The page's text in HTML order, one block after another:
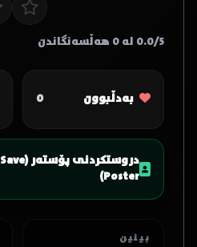
0.0/5 لە 0 هەڵسەنگاندن
بەدڵبوون 0
دروستکردنی پۆستەر (Save
Poster)
بینین